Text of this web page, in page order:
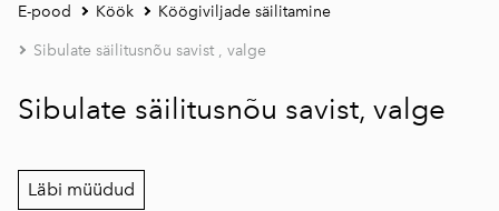
E-pood Köök Köögiviljade säilitamine
Sibulate säilitusnõu savist , valge
Sibulate säilitusnõu savist, valge
Läbi müüdud